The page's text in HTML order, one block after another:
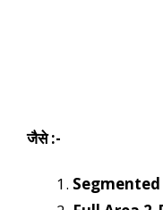
जैसे :-